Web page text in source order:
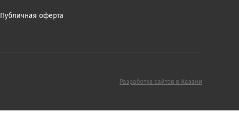
Публичная оферта
Разработка сайтов в Казани